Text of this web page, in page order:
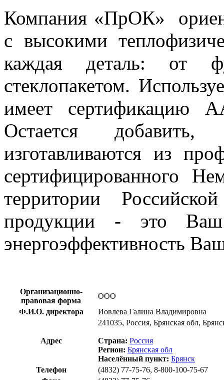
Компания «ПрОК»
с высокими
каждая деталь: от
стеклопакетом.
имеет сертификацию
Остается
изготавливаются из
сертифицированного
территории
продукции - это
энергоэффективность
Организационно-
правовая форма
ООО
Ф.И.О. директора
Иовлева Галина Владимировна
Адрес
241035, Россия, Брянская обл,
Страна: Россия
Регион: Брянская обл
Населённый пункт: Брянск
Телефон
(4832) 77-75-76, 8-800-100-75-67